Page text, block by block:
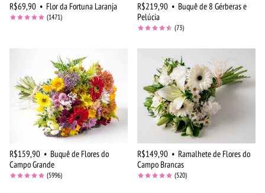
R$69,90 • Flor da Fortuna Laranja
(1471)
R$219,90 • Buquê de 8 Gérberas e
Pelúcia
(73)
R$159,90 • Buquê de Flores do
Campo Grande
(5996)
R$149,90 • Ramalhete de Flores do
Campo Brancas
(520)